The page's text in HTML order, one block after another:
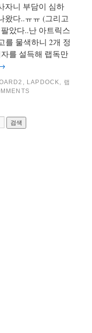
자니 부담이 심하
왔다..ㅠㅠ (그리고
았다..난 아트릭스
를 물색하니 2개 정
를 설득해 랩독만
, LAPDOCK, 랩